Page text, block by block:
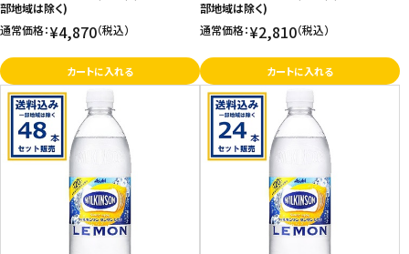
部地域は除く)
通常価格：¥4,870（税込）
カートに入れる
部地域は除く)
通常価格：¥2,810（税込）
カートに入れる